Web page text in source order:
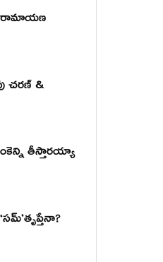
రామాయణ
చరణ్ &
తీస్తారయ్యా